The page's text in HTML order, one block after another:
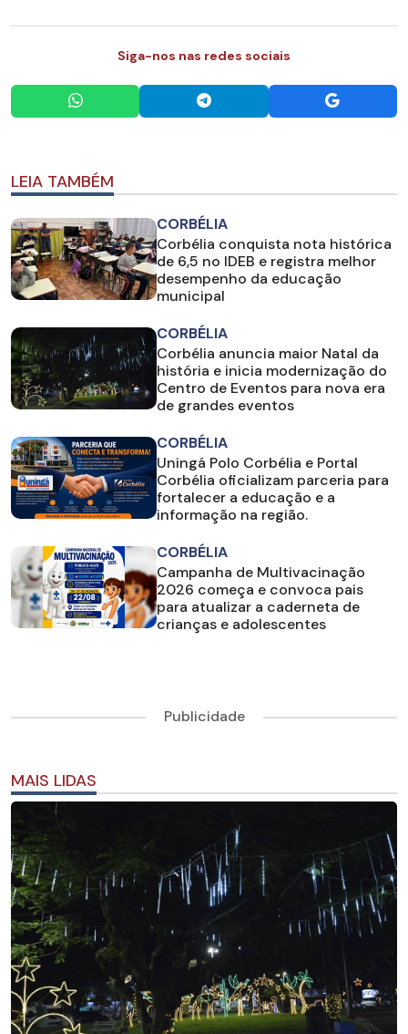
Siga-nos nas redes sociais
LEIA TAMBÉM
CORBÉLIA
Corbélia conquista nota histórica
de 6,5 no IDEB e registra melhor
desempenho da educação
municipal
CORBÉLIA
Corbélia anuncia maior Natal da
história e inicia modernização do
Centro de Eventos para nova era
de grandes eventos
CORBÉLIA
Uningá Polo Corbélia e Portal
Corbélia oficializam parceria para
fortalecer a educação e a
informação na região.
CORBÉLIA
Campanha de Multivacinação
2026 começa e convoca pais
para atualizar a caderneta de
crianças e adolescentes
Publicidade
MAIS LIDAS